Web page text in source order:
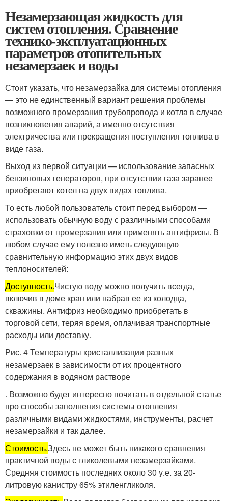
Незамерзающая жидкость для
систем отопления. Сравнение
технико-эксплуатационных
параметров отопительных
незамерзаек и воды
Стоит указать, что незамерзайка для системы отопления
— это не единственный вариант решения проблемы
возможного промерзания трубопровода и котла в случае
возникновения аварий, а именно отсутствия
электричества или прекращения поступления топлива в
виде газа.
Выход из первой ситуации — использование запасных
бензиновых генераторов, при отсутствии газа заранее
приобретают котел на двух видах топлива.
То есть любой пользователь стоит перед выбором —
использовать обычную воду с различными способами
страховки от промерзания или применять антифризы. В
любом случае ему полезно иметь следующую
сравнительную информацию этих двух видов
теплоносителей:
Доступность.Чистую воду можно получить всегда,
включив в доме кран или набрав ее из колодца,
скважины. Антифриз необходимо приобретать в
торговой сети, теряя время, оплачивая транспортные
расходы или доставку.
Рис. 4 Температуры кристаллизации разных
незамерзаек в зависимости от их процентного
содержания в водяном растворе
. Возможно будет интересно почитать в отдельной статье
про способы заполнения системы отопления
различными видами жидкостями, инструменты, расчет
незамерзайки и так далее.
Стоимость.Здесь не может быть никакого сравнения
практичной воды с гликолевыми незамерзайками.
Средняя стоимость последних около 30 у.е. за 20-
литровую канистру 65% этиленгликоля.